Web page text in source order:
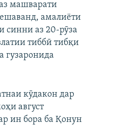
машварати
амалиёти
синни аз 20-рӯза
тиббӣ тибқи
гузаронида
кӯдакон дар
август
ин бора ба Қонун